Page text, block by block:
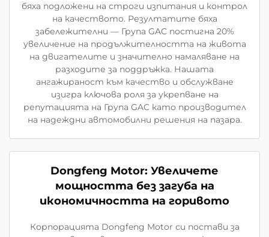
бяха подложени на строги изпитания и контрол
на качеството. Резултатите бяха
забележителни — Група GAC постигна 20%
увеличение на продължителността на живота
на двигателите и значително намаляване на
разходите за поддръжка. Нашата
ангажираност към качество и обслужване
изигра ключова роля за укрепване на
репутацията на Група GAC като производител
на надеждни автомобилни решения на пазара.
Dongfeng Motor: Увеличете
мощността без загуба на
икономичността на горивото
Корпорацията Dongfeng Motor си постави за